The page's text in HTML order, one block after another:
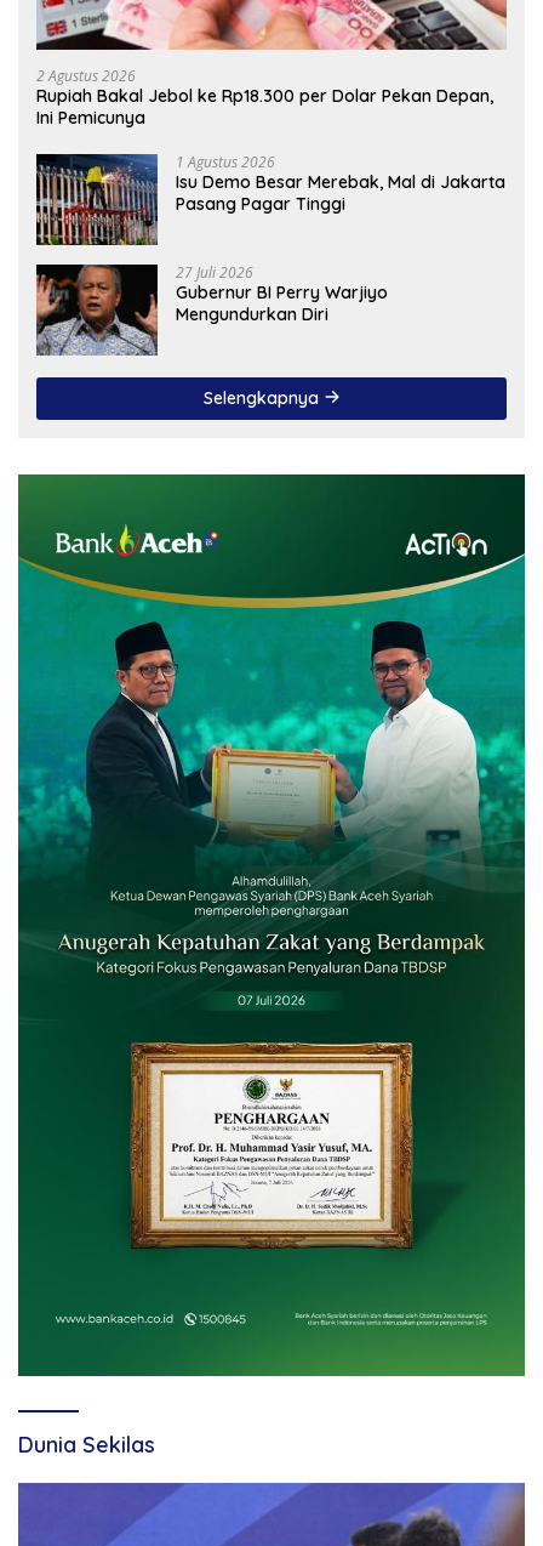
2 Agustus 2026
Rupiah Bakal Jebol ke Rp18.300 per Dolar Pekan Depan,
Ini Pemicunya
1 Agustus 2026
Isu Demo Besar Merebak, Mal di Jakarta
Pasang Pagar Tinggi
27 Juli 2026
Gubernur BI Perry Warjiyo
Mengundurkan Diri
Selengkapnya
Dunia Sekilas